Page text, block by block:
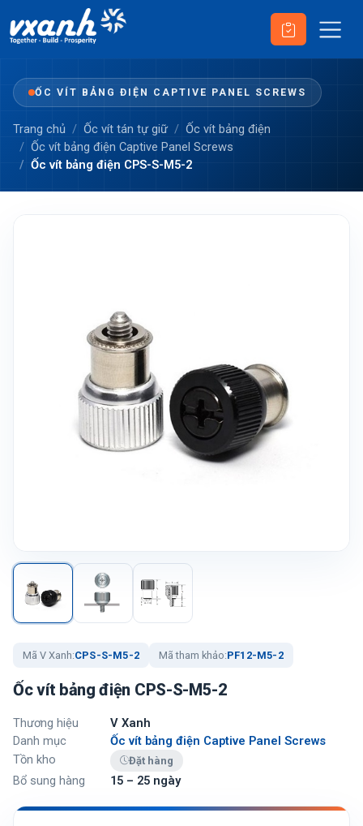
ỐC VÍT BẢNG ĐIỆN CAPTIVE PANEL SCREWS
Trang chủ Ốc vít tán tự giữ
Ốc vít bảng điện
Ốc vít bảng điện Captive Panel Screws
Ốc vít bảng điện CPS-S-M5-2
Mã V Xanh:CPS-S-M5-2 Mã tham khảo:PF12-M5-2
Ốc vít bảng điện CPS-S-M5-2
Thương hiệu
V Xanh
Danh mục
Ốc vít bảng điện Captive Panel Screws
Tồn kho
Đặt hàng
Bổ sung hàng 15 – 25 ngày